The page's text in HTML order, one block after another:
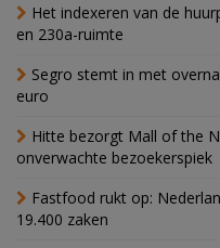
Het indexeren van de
en 230a-ruimte
Segro stemt in met
euro
Hitte bezorgt Mall of the
onverwachte bezoekerspiek
Fastfood rukt op:
19.400 zaken